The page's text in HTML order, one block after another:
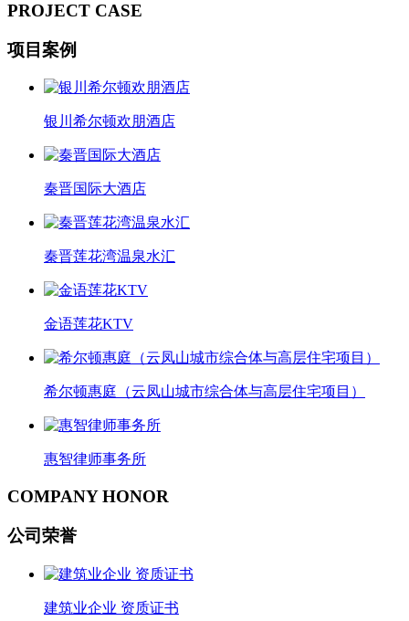
PROJECT CASE
项目案例
银川希尔顿欢朋酒店
秦晋国际大酒店
秦晋莲花湾温泉水汇
金语莲花KTV
希尔顿惠庭（云凤山城市综合体与高层住宅项目）
惠智律师事务所
COMPANY HONOR
公司荣誉
建筑业企业 资质证书